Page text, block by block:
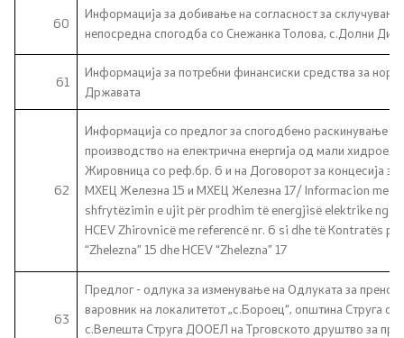
60
Информација за добивање на согласност за
непосредна спогодба со Снежанка Толова, с.Долни
61
Информација за потребни финансиски средства за
Државата
62
Информација со предлог за спогодбено раскинување
производство на електрична енергија од мали
Жировница со реф.бр. 6 и на Договорот за концесија
МХЕЦ Железна 15 и МХЕЦ Железна 17/ Informacion me
shfrytëzimin e ujit për prodhim të energjisë elektrike nga
HCEV Zhirovnicë me referencë nr. 6 si dhe të Kontratës
“Zhelezna” 15 dhe HCEV “Zhelezna” 17
63
Предлог - одлука за изменување на Одлуката за пренос
варовник на локалитетот „с.Бороец“, општина Струга
с.Велешта Струга ДООЕЛ на Трговското друштво за